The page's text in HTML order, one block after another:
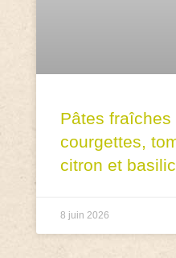
Pâtes
courgettes,
citron et basilic
8 juin 2026